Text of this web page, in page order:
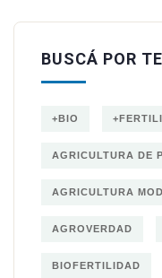
BUSCÁ POR
+BIO
AGRICULTURA DE
AGRICULTURA
AGROVERDAD
BIOFERTILIDAD